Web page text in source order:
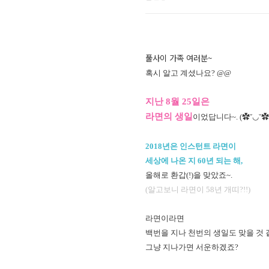
풀사이 가족 여러분~
혹시 알고 계셨나요? @@
지난 8월 25일은
라면의 생일 이었답니다~.
2018년은 인스턴트 라면이
세상에 나온 지 60년 되는 해,
올해로 환갑(!)을 맞았죠~.
(알고보니 라면이 58년 개띠?!!)
라면이라면
백번을 지나 천번의 생일도 맞을 것
그냥 지나가면 서운하겠죠?